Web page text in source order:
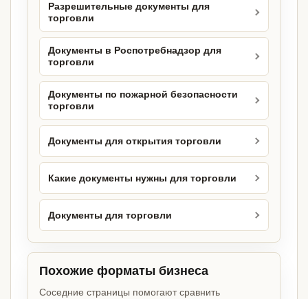
Разрешительные документы для
торговли
Документы в Роспотребнадзор для
торговли
Документы по пожарной безопасности
торговли
Документы для открытия торговли
Какие документы нужны для торговли
Документы для торговли
Похожие форматы бизнеса
Соседние страницы помогают сравнить